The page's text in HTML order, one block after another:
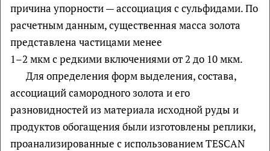
причина упорности — ассоциация с сульфидами. По
расчетным данным, существенная масса золота
представлена частицами менее
1–2 мкм с редкими включениями от 2 до 10 мкм.
Для определения форм выделения, состава,
ассоциаций самородного золота и его
разновидностей из материала исходной руды и
продуктов обогащения были изготовлены реплики,
проанализированные с использованием TESCAN